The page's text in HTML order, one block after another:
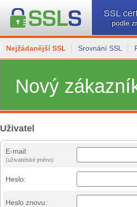
SSL
podle
Nejžádanější SSL Srovnání SSL
Nový
Uživatel
E-mail:
(uživatelské jméno)
Heslo:
Heslo znovu: